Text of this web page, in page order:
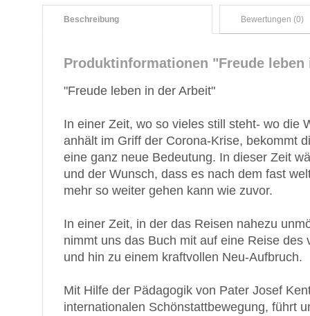
Beschreibung Bewertungen (0)
Produktinformationen "Freude
"Freude leben in der Arbeit"
In einer Zeit, wo so vieles still steht- wo die
anhält im Griff der Corona-Krise, bekommt
eine ganz neue Bedeutung. In dieser Zeit
und der Wunsch, dass es nach dem fast
mehr so weiter gehen kann wie zuvor.
In einer Zeit, in der das Reisen nahezu
nimmt uns das Buch mit auf eine Reise des
und hin zu einem kraftvollen Neu-Aufbruch.
Mit Hilfe der Pädagogik von Pater Josef
internationalen Schönstattbewegung, führt